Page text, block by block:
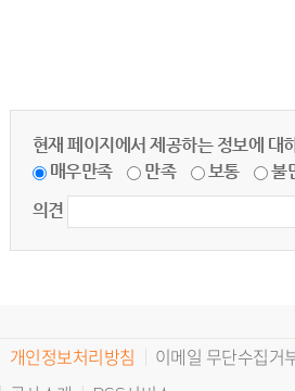
현재 페이지에서 제공하는 정보에 대
매우만족
만족 보통 불
의견
개인정보처리방침 이메일 무단수집거